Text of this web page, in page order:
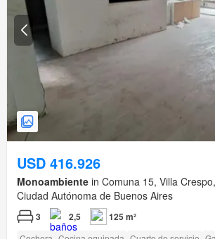
USD 416.926
Monoambiente in Comuna 15, Villa
Ciudad Autónoma de Buenos Aires
3 2,5 125 m²